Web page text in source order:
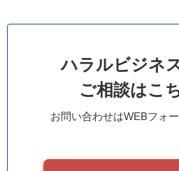
ハラルビジネ
ご相談はこ
お問い合わせはWEBフォ